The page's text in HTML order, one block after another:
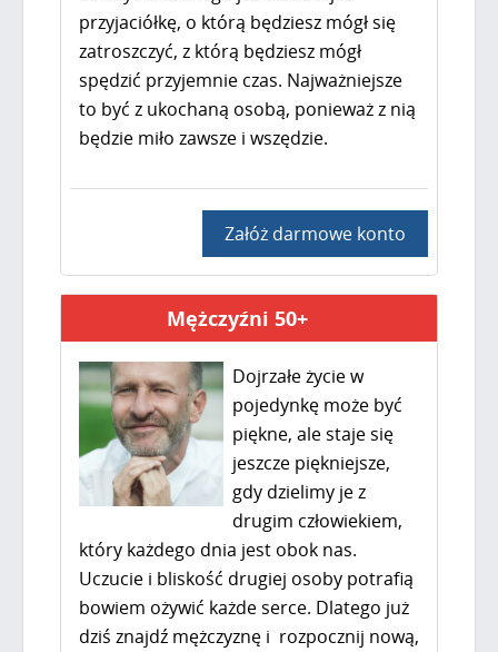
przyjaciółkę, o którą będziesz mógł się
zatroszczyć, z którą będziesz mógł
spędzić przyjemnie czas. Najważniejsze
to być z ukochaną osobą, ponieważ z nią
będzie miło zawsze i wszędzie.
Załóż darmowe konto
Mężczyźni 50+
Dojrzałe życie w
pojedynkę może być
piękne, ale staje się
jeszcze piękniejsze,
gdy dzielimy je z
drugim człowiekiem,
który każdego dnia jest obok nas.
Uczucie i bliskość drugiej osoby potrafią
bowiem ożywić każde serce. Dlatego już
dziś znajdź mężczyznę i rozpocznij nową,